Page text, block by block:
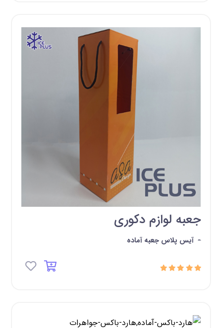
جعبه لوازم دکوری
- آیس پلاس جعبه آماده